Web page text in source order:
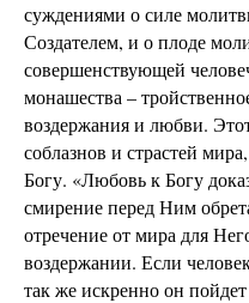
суждениями о силе
Создателем, и о плоде
совершенствующей
монашества –
воздержания и любви.
соблазнов и страстей
Богу. «Любовь к Богу
смирение перед Ним
отречение от мира для
воздержании. Если
так же искренно он